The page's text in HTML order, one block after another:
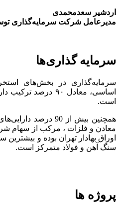
اردشیر سعدمحمدی
مدیرعامل شرکت سرمایه‌گذاری
سرمایه گذاری‌ها
سرمایه‌گذاری در بخش‌های
اساسی، معادل ۹۰
است.
همچنین بیش از 90
معادن و فلزات ، مرکب از سهام
اوراق بهادار تهران بوده و
سنگ آهن و فولاد متمرکز است.
پروژه ها